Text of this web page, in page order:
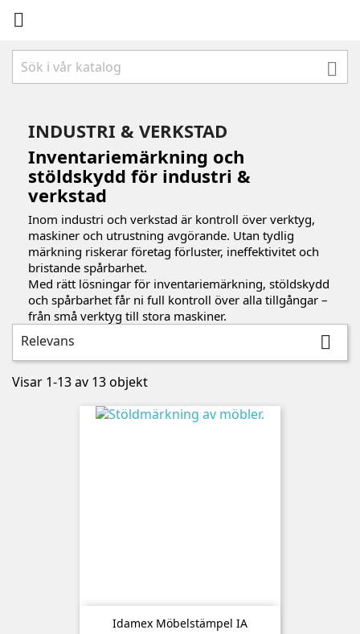


INDUSTRI & VERKSTAD
Inventariemärkning och
stöldskydd för industri &
verkstad
Inom industri och verkstad är kontroll över verktyg,
maskiner och utrustning avgörande. Utan tydlig
märkning riskerar företag förluster, ineffektivitet och
bristande spårbarhet.
Med rätt lösningar för inventariemärkning, stöldskydd
och spårbarhet får ni full kontroll över alla tillgångar –
från små verktyg till stora maskiner.
Relevans 
Visar 1-13 av 13 objekt
Idamex Möbelstämpel IA